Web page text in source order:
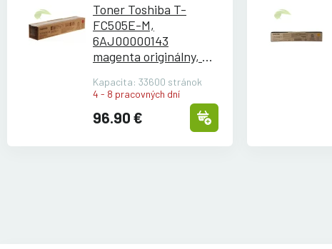
Toner Toshiba T-
FC505E-M,
6AJ00000143
magenta originálny, e-
3005AC/3505AC/
4505AC/
5005AC
Kapacita: 33600 stránok
4 - 8 pracovných dní
96.90 €